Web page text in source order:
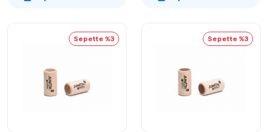
Sepette %3 Sepette %3